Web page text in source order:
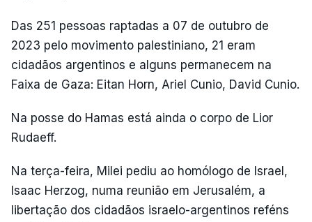
Das 251 pessoas raptadas a 07 de outubro de
2023 pelo movimento palestiniano, 21 eram
cidadãos argentinos e alguns permanecem na
Faixa de Gaza: Eitan Horn, Ariel Cunio, David Cunio.
Na posse do Hamas está ainda o corpo de Lior
Rudaeff.
Na terça-feira, Milei pediu ao homólogo de Israel,
Isaac Herzog, numa reunião em Jerusalém, a
libertação dos cidadãos israelo-argentinos reféns